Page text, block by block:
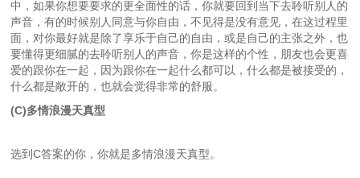
中，如果你想要要求的更全面性的话，你就要回到当下去聆听别人的
声音，有的时候别人同意与你自由，不见得是没有意见，在这过程里
面，对你最好就是除了享乐于自己的自由，或是自己的主张之外，也
要懂得更细腻的去聆听别人的声音，你是这样的个性，朋友也会更喜
爱的跟你在一起，因为跟你在一起什么都可以，什么都是被接受的，
什么都是敞开的，也就会觉得非常的舒服。
(C)多情浪漫天真型
选到C答案的你，你就是多情浪漫天真型。